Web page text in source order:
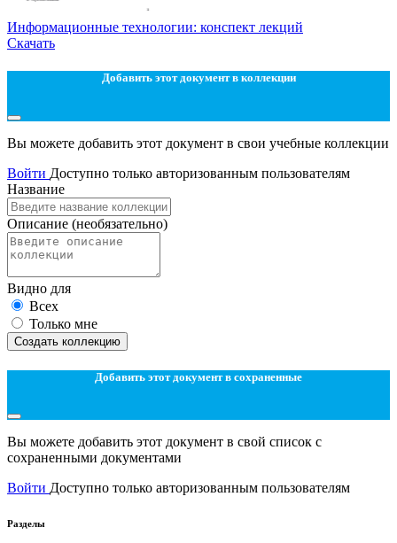
Информационные технологии: конспект лекций
Скачать
Добавить этот документ в коллекции
Вы можете добавить этот документ в свои учебные коллекции
Войти Доступно только авторизованным пользователям
Название
Описание (необязательно)
Видно для
Всех
Только мне
Создать коллекцию
Добавить этот документ в сохраненные
Вы можете добавить этот документ в свой список с
сохраненными документами
Войти Доступно только авторизованным пользователям
Разделы